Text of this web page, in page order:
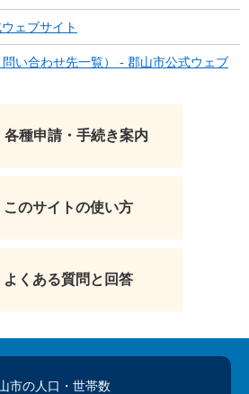
ェブサイト
い合わせ先一覧） - 郡山市公式ウェブ
各種申請・手続き案内
このサイトの使い方
よくある質問と回答
市の人口 ・世帯数